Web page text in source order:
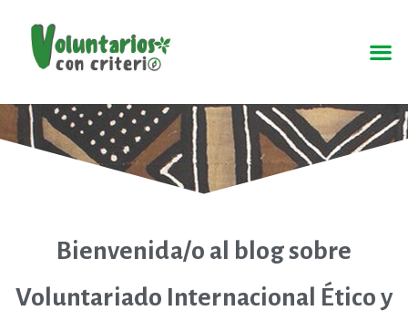
Bienvenida/o al blog sobre
Voluntariado Internacional Ético y